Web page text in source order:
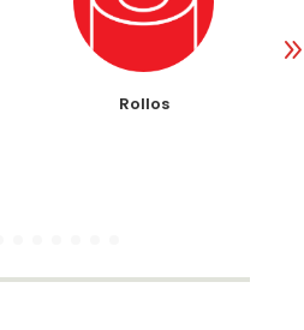
Rollos